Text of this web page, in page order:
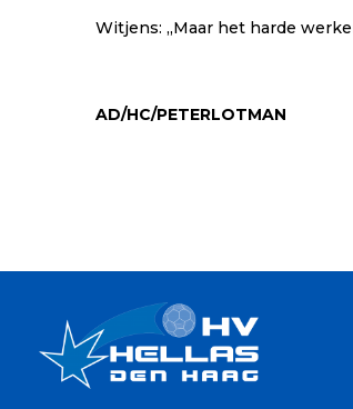
Witjens: ,,Maar het harde
AD/HC/PETERLOTMAN